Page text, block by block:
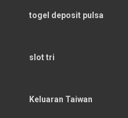
togel deposit pulsa
slot tri
Keluaran Taiwan